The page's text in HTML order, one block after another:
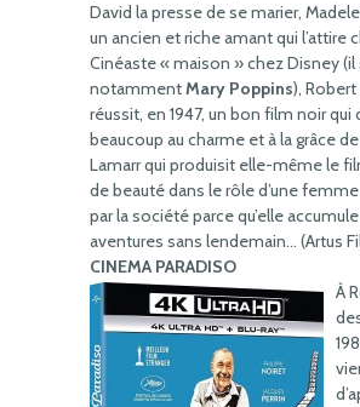
David la presse de se marier,
un ancien et riche amant qui l’attire
Cinéaste « maison » chez Disney (il
notammentMary Poppins),
réussit, en 1947, un bon film noir qui
beaucoup au charme et à la grâce
Lamarr qui produisit elle-même le
de beauté dans le rôle d’une
par la société parce qu’elle
aventures sans lendemain… (Artus
CINEMA PARADISO
À